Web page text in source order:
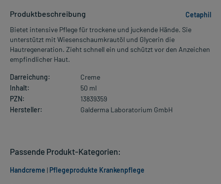
Produktbeschreibung
Cetaphil
Bietet intensive Pflege für trockene und juckende Hände. Sie
unterstützt mit Wiesenschaumkrautöl und Glycerin die
Hautregeneration. Zieht schnell ein und schützt vor den Anzeichen
empfindlicher Haut.
Darreichung:
Creme
Inhalt:
50 ml
PZN:
13839359
Hersteller:
Galderma Laboratorium GmbH
Passende Produkt-Kategorien:
Handcreme | Pflegeprodukte Krankenpflege